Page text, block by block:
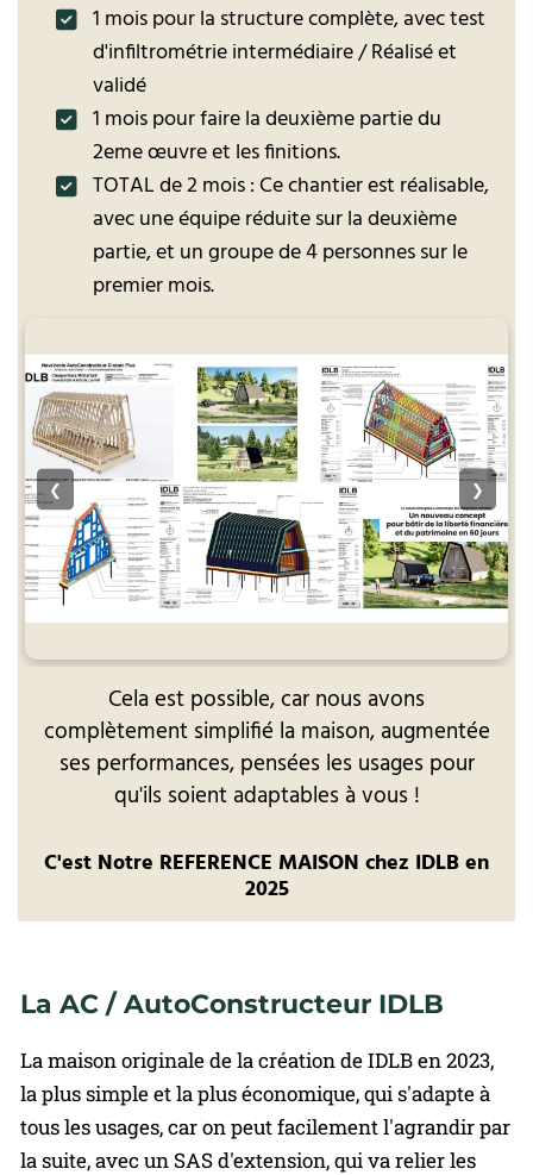
❮ ❯
1 mois pour la structure complète, avec test
d'infiltrométrie intermédiaire / Réalisé et
validé
1 mois pour faire la deuxième partie du
2eme œuvre et les finitions.
TOTAL de 2 mois : Ce chantier est réalisable,
avec une équipe réduite sur la deuxième
partie, et un groupe de 4 personnes sur le
premier mois.
Cela est possible, car nous avons
complètement simplifié la maison, augmentée
ses performances, pensées les usages pour
qu'ils soient adaptables à vous !
C'est Notre REFERENCE MAISON chez IDLB en
2025
La AC / AutoConstructeur IDLB
La maison originale de la création de IDLB en 2023,
la plus simple et la plus économique, qui s'adapte à
tous les usages, car on peut facilement l'agrandir par
la suite, avec un SAS d'extension, qui va relier les